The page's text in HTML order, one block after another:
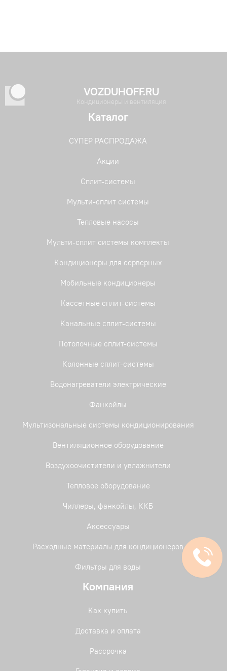
VOZDUHOFF.RU
Кондиционеры и вентиляция
Каталог
СУПЕР РАСПРОДАЖА
Акции
Сплит-системы
Мульти-сплит системы
Тепловые насосы
Мульти-сплит системы комплекты
Кондиционеры для серверных
Мобильные кондиционеры
Кассетные сплит-системы
Канальные сплит-системы
Потолочные сплит-системы
Колонные сплит-системы
Водонагреватели электрические
Фанкойлы
Мультизональные системы кондиционирования
Вентиляционное оборудование
Воздухоочистители и увлажнители
Тепловое оборудование
Чиллеры, фанкойлы, ККБ
Аксессуары
Расходные материалы для кондиционеров
Фильтры для воды
Компания
Как купить
Доставка и оплата
Рассрочка